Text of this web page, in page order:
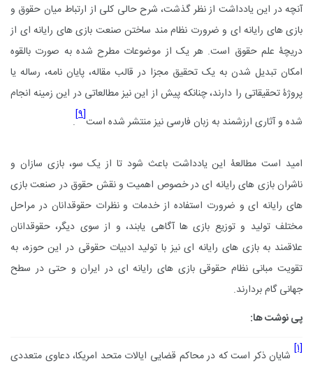
آنچه در این یادداشت از نظر گذشت، شرح حالی کلی از ارتباط میان حقوق و
بازی های رایانه ای و ضرورت نظام مند ساختن صنعت بازی های رایانه ای از
دریچۀ علم حقوق است. هر یک از موضوعات مطرح شده به صورت بالقوه
امکان تبدیل شدن به یک تحقیق مجزا در قالب مقاله، پایان نامه، رساله یا
پروژۀ تحقیقاتی را دارند، چنانکه پیش از این نیز مطالعاتی در این زمینه انجام
شده و آثاری ارزشمند به زبان فارسی نیز منتشر شده است[۹] .
امید است مطالعۀ این یادداشت باعث شود تا از یک سو، بازی سازان و
ناشران بازی های رایانه ای در خصوص اهمیت و نقش حقوق در صنعت بازی
های رایانه ای و ضرورت استفاده از خدمات و نظرات حقوقدانان در مراحل
مختلف تولید و توزیع بازی ها آگاهی یابند، و از سوی دیگر، حقوقدانان
علاقمند به بازی های رایانه ای نیز با تولید ادبیات حقوقی در این حوزه، به
تقویت مبانی نظام حقوقی بازی های رایانه ای در ایران و حتی در سطح
جهانی گام بردارند.
پی نوشت ها:
[۱]شایان ذکر است که در محاکم قضایی ایالات متحد امریکا، دعاوی متعددی